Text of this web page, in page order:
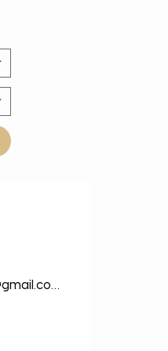
thetruemagscaps@gmail.com